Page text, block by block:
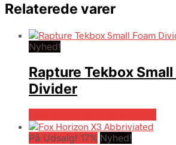
Relaterede varer
Nyhed!
Rapture Tekbox Small
Divider
På Udsalg! 17% Nyhed!